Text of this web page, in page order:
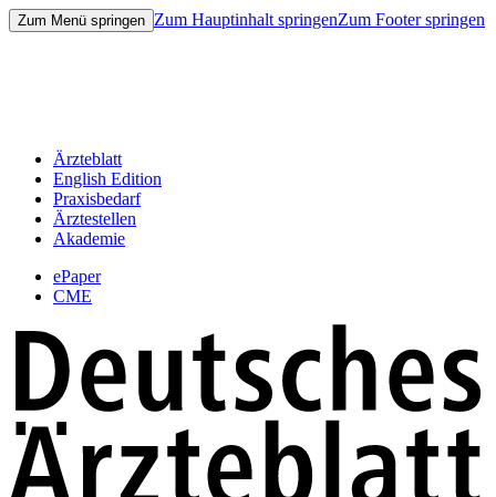
Zum Menü springen Zum Hauptinhalt springenZum Footer springen
Ärzteblatt
English Edition
Praxisbedarf
Ärztestellen
Akademie
ePaper
CME